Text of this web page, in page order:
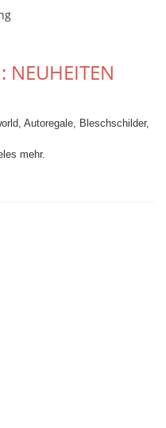
Autoregale, Bleschschilder,
mehr.